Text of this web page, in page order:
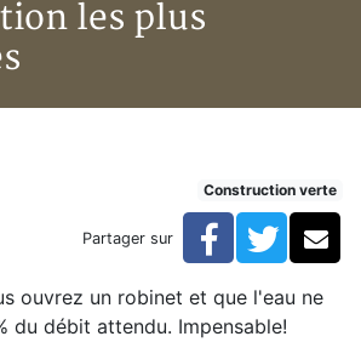
les plus
erreurs d'installation les plus
: les erreurs
Construction verte
Partager sur Facebook
ouvrez un robinet et que l'eau ne
du débit attendu. Impensable!